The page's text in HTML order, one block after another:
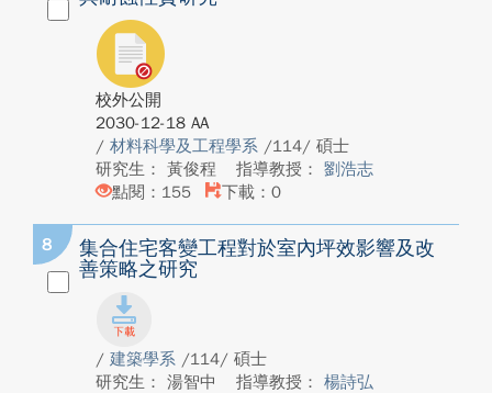
校外公開
2030-12-18 AA
/ 材料科學及工程學系 /114/ 碩士
研究生： 黃俊程
指導教授： 劉浩志
點閱：155
下載：0
8
集合住宅客變工程對於室內坪效影響及改
善策略之研究
/ 建築學系 /114/ 碩士
研究生： 湯智中
指導教授： 楊詩弘